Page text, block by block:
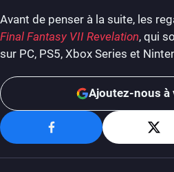
Avant de penser à la suite, les
Final Fantasy VII Revelation, qui
sur PC, PS5, Xbox Series et
Ajoutez-nous à